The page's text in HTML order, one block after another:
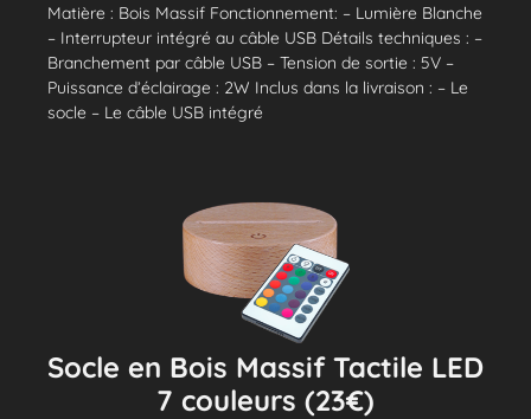
Matière : Bois Massif Fonctionnement: – Lumière Blanche
– Interrupteur intégré au câble USB Détails techniques : –
Branchement par câble USB – Tension de sortie : 5V –
Puissance d’éclairage : 2W Inclus dans la livraison : – Le
socle – Le câble USB intégré
Socle en Bois Massif Tactile LED
7 couleurs (23€)